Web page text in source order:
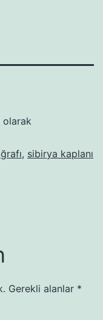
olarak
, sibirya kaplanı
Gerekli alanlar *